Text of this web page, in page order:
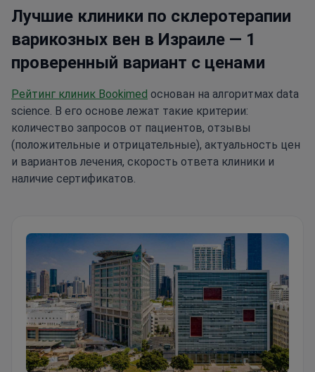
Лучшие клиники по склеротерапии
варикозных вен в Израиле — 1
проверенный вариант с ценами
Рейтинг клиник Bookimed основан на алгоритмах data
science. В его основе лежат такие критерии:
количество запросов от пациентов, отзывы
(положительные и отрицательные), актуальность цен
и вариантов лечения, скорость ответа клиники и
наличие сертификатов.